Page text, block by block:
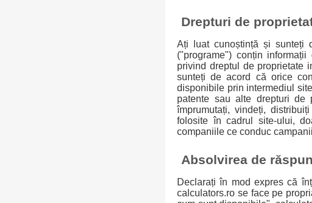
Drepturi de
Ați luat cunoștință și sunteți
("programe") conțin
privind dreptul de proprietate
sunteți de acord că orice
disponibile prin intermediul
patente sau alte drepturi de
împrumutați, vindeți,
folosite în cadrul site-ului,
companiile ce conduc
Absolvirea de
Declarați în mod expres că
calculators.ro se face pe